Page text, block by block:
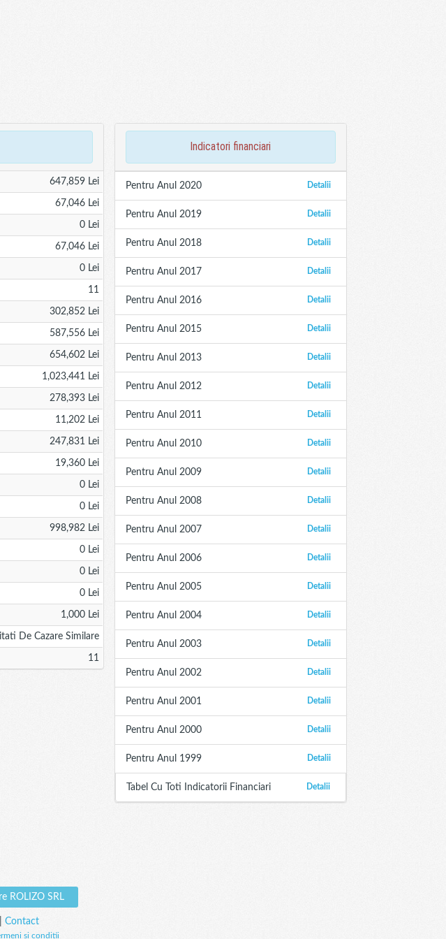
647,859 Lei
67,046 Lei
0 Lei
67,046 Lei
0 Lei
11
302,852 Lei
587,556 Lei
654,602 Lei
1,023,441 Lei
278,393 Lei
11,202 Lei
247,831 Lei
19,360 Lei
0 Lei
0 Lei
998,982 Lei
0 Lei
0 Lei
0 Lei
1,000 Lei
De Cazare Similare
11
indicatori financiari
Detalii
Pentru Anul 2020
Detalii
Pentru Anul 2019
Detalii
Pentru Anul 2018
Detalii
Pentru Anul 2017
Detalii
Pentru Anul 2016
Detalii
Pentru Anul 2015
Detalii
Pentru Anul 2013
Detalii
Pentru Anul 2012
Detalii
Pentru Anul 2011
Detalii
Pentru Anul 2010
Detalii
Pentru Anul 2009
Detalii
Pentru Anul 2008
Detalii
Pentru Anul 2007
Detalii
Pentru Anul 2006
Detalii
Pentru Anul 2005
Detalii
Pentru Anul 2004
Detalii
Pentru Anul 2003
Detalii
Pentru Anul 2002
Detalii
Pentru Anul 2001
Detalii
Pentru Anul 2000
Detalii
Pentru Anul 1999
Detalii
Tabel Cu Toti Indicatorii Financiari
ROLIZO SRL
Contact
si conditii